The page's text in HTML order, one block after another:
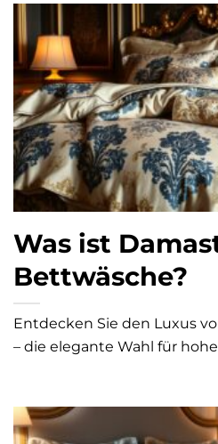
Was ist
Bettwäsche?
Entdecken Sie den Luxus
– die elegante Wahl für